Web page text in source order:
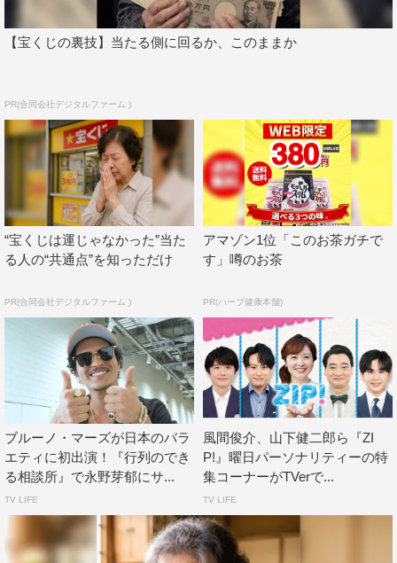
【宝くじの裏技】当たる側に回るか、このままか
PR(合同会社デジタルファーム )
“宝くじは運じゃなかった”当た
る人の“共通点”を知っただけ
PR(合同会社デジタルファーム )
アマゾン1位「このお茶ガチで
す」噂のお茶
PR(ハーブ健康本舗)
ブルーノ・マーズが日本のバラ
エティに初出演！『行列のでき
る相談所』で永野芽郁にサ...
TV LIFE
風間俊介、山下健二郎ら『ZI
P!』曜日パーソナリティーの特
集コーナーがTVerで...
TV LIFE